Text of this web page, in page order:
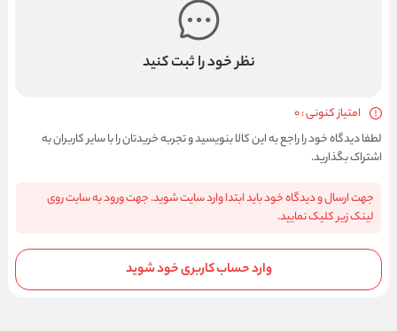
نظر خود را ثبت کنید
امتیاز کنونی : 0
لطفا دیدگاه خود را راجع به این کالا بنویسید و تجربه خریدتان را با سایر کاربران به
اشتراک بگذارید.
جهت ارسال و دیدگاه خود باید ابتدا وارد سایت شوید. جهت ورود به سایت روی
لینک زیر کلیک نمایید.
وارد حساب کاربری خود شوید